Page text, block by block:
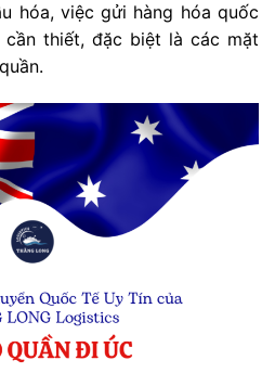
hóa, việc gửi hàng hóa quốc
thiết, đặc biệt là các mặt